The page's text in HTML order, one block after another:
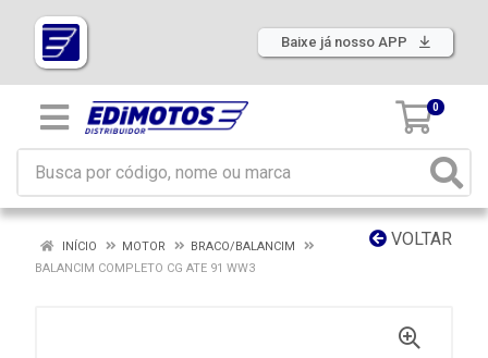
Baixe já nosso APP
0
VOLTAR
INÍCIO MOTOR
BRACO/BALANCIM
BALANCIM COMPLETO CG ATE 91 WW3